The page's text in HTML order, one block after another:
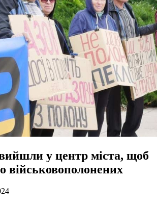
у центр міста, щоб
військовополонених